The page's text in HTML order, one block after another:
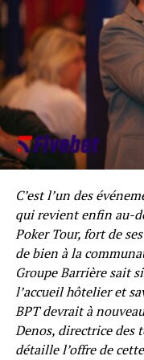
collaborateurs à
Le Groupe
Directoire ainsi que
saluent la mémoire
l’héritage
et l’ensemble de la
C’est l’un des
qui revient enfin au-
Poker Tour, fort de
de bien à la
Groupe Barrière sait
l’accueil hôtelier et
BPT devrait à
Denos, directrice des
détaille l’offre de